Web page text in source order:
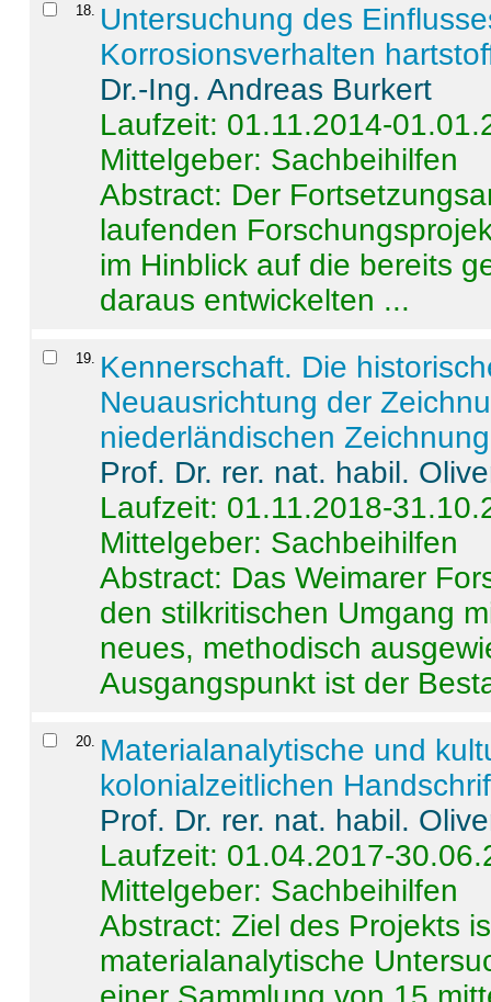
18
Untersuchung des
Korrosionsverhalten
Dr.-Ing. Andreas Burkert
Laufzeit: 01.11.2014-
Mittelgeber: Sachbeihilfen
Abstract: Der
laufenden
im Hinblick auf die bereits
daraus entwickelten ...
19
Kennerschaft. Die
Neuausrichtung der
niederländischen
Prof. Dr. rer. nat. habil.
Laufzeit: 01.11.2018-
Mittelgeber: Sachbeihilfen
Abstract: Das Weimarer
den stilkritischen Umgang
neues, methodisch
Ausgangspunkt ist der
20
Materialanalytische und
kolonialzeitlichen
Prof. Dr. rer. nat. habil.
Laufzeit: 01.04.2017-
Mittelgeber: Sachbeihilfen
Abstract:Ziel des Projekts
materialanalytische